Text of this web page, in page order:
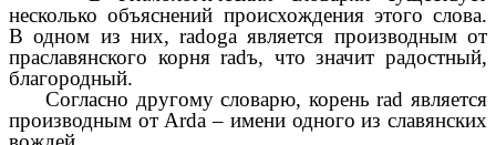
несколько объяснений происхождения этого слова.
В одном из них, radoga является производным от
праславянского корня radъ, что значит радостный,
благородный.
Согласно другому словарю, корень rad является
производным от Arda – имени одного из славянских